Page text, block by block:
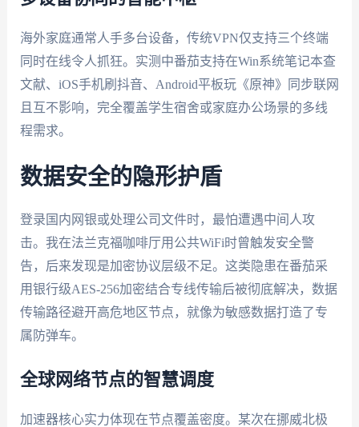
海外家庭通常人手多台设备，传统VPN仅支持三个终端
同时在线令人抓狂。实测中番茄支持在Win系统笔记本查
文献、iOS手机刷抖音、Android平板玩《原神》同步联网
且互不影响，完全覆盖学生宿舍或家庭办公场景的多线
程需求。
数据安全的隐形护盾
登录国内网银或处理公司文件时，最怕遭遇中间人攻
击。我在法兰克福咖啡厅用公共WiFi时曾触发安全警
告，后来发现是加密协议层级不足。这类隐患在番茄采
用银行级AES-256加密结合专线传输后被彻底解决，数据
传输路径避开高危地区节点，就像为敏感数据打造了专
属防弹车。
全球网络节点的智慧调度
加速器核心实力体现在节点覆盖密度。某次在挪威北极